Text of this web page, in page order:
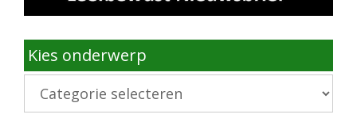
Kies onderwerp
Kies
onderwerp